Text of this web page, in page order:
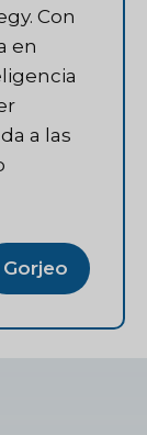
Con
en
a las
Gorjeo